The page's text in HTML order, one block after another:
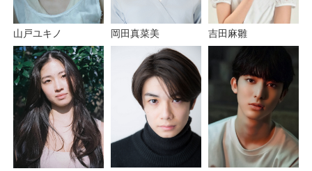
山戸ユキノ 岡田真菜美 吉田麻雛